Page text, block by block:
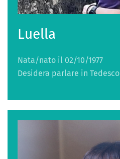
Luella
Nata/nato il 02/10/1977
Desidera parlare in Tedesco